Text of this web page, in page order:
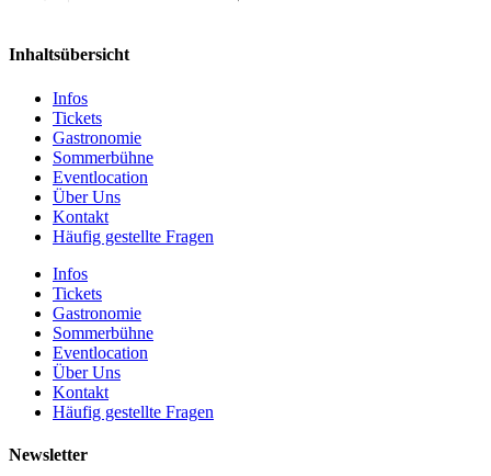
Inhaltsübersicht
Infos
Tickets
Gastronomie
Sommerbühne
Eventlocation
Über Uns
Kontakt
Häufig gestellte Fragen
Infos
Tickets
Gastronomie
Sommerbühne
Eventlocation
Über Uns
Kontakt
Häufig gestellte Fragen
Newsletter